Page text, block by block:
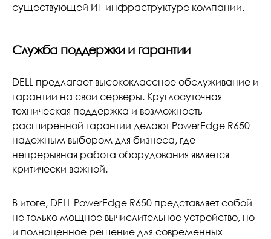
существующей ИТ-инфраструктуре компании.
Служба поддержки и гарантии
DELL предлагает высококлассное обслуживание и
гарантии на свои серверы. Круглосуточная
техническая поддержка и возможность
расширенной гарантии делают PowerEdge R650
надежным выбором для бизнеса, где
непрерывная работа оборудования является
критически важной.
В итоге, DELL PowerEdge R650 представляет собой
не только мощное вычислительное устройство, но
и полноценное решение для современных